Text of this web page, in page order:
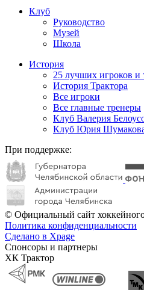
Клуб
Руководство
Музей
Школа
История
25 лучших игроков и
История Трактора
Все игроки
Все главные тренеры
Клуб Валерия
Клуб Юрия
При поддержке:
© Официальный сайт
Политика конфиденциальности
Сделано в Xpage
Спонсоры и партнеры
ХК Трактор